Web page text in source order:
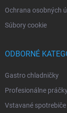
Ochrana osobných
Súbory cookie
ODBORNÉ
Gastro chladničky
Profesionálne
Vstavané spotrebiče